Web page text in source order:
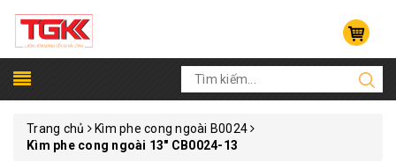
Trang chủ
Kìm phe cong ngoài B0024
Kìm phe cong ngoài 13" CB0024-13